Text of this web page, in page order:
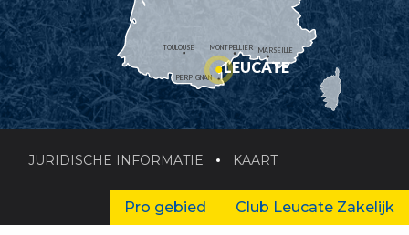
MONTPELLIER
PERPIGNAN
MARSEILLE
TOULOUSE
LEUCATE
JURIDISCHE INFORMATIE KAART
Pro gebied Club Leucate Zakelijk